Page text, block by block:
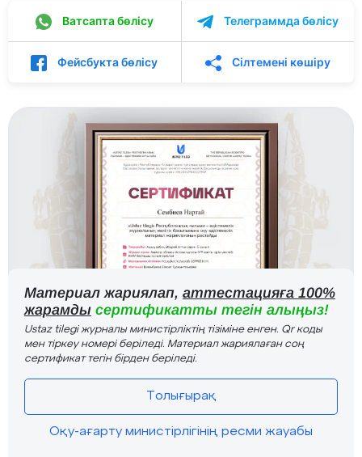
Ватсапта бөлісу Телеграммда бөлісу
Фейсбукта бөлісу Сілтемені көшіру
Материал жариялап, аттестацияға 100%
жарамды сертификатты тегін алыңыз!
Ustaz tilegi журналы министірліктің тізіміне енген. Qr коды
мен тіркеу номері беріледі. Материал жариялаған соң
сертификат тегін бірден беріледі.
Толығырақ
Оқу-ағарту министірлігінің ресми жауабы